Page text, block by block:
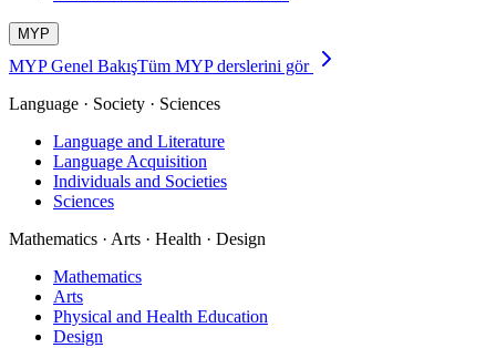
MYP
MYP Genel BakışTüm MYP derslerini gör
Language · Society · Sciences
Language and Literature
Language Acquisition
Individuals and Societies
Sciences
Mathematics · Arts · Health · Design
Mathematics
Arts
Physical and Health Education
Design